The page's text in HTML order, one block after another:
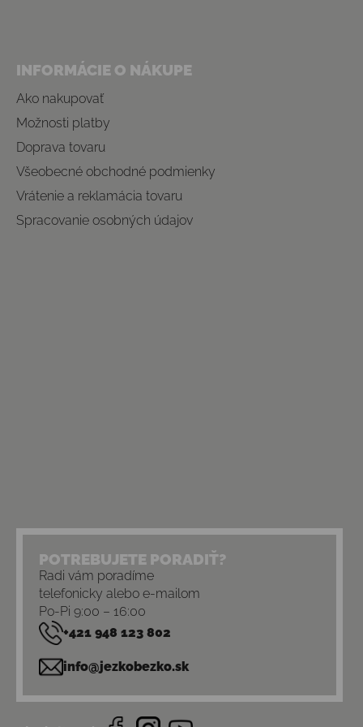
INFORMÁCIE O NÁKUPE
Ako nakupovať
Možnosti platby
Doprava tovaru
Všeobecné obchodné podmienky
Vrátenie a reklamácia tovaru
Spracovanie osobných údajov
POTREBUJETE PORADIŤ?
Radi vám poradíme
telefonicky alebo e-mailom
Po-Pi 9:00 – 16:00
+421 948 123 802
info@jezkobezko.sk